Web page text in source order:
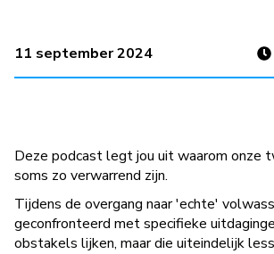
11 september 2024
Deze podcast legt jou uit waarom onze
soms zo verwarrend zijn.
Tijdens de overgang naar 'echte'
geconfronteerd met specifieke
obstakels lijken, maar die uiteindelijk